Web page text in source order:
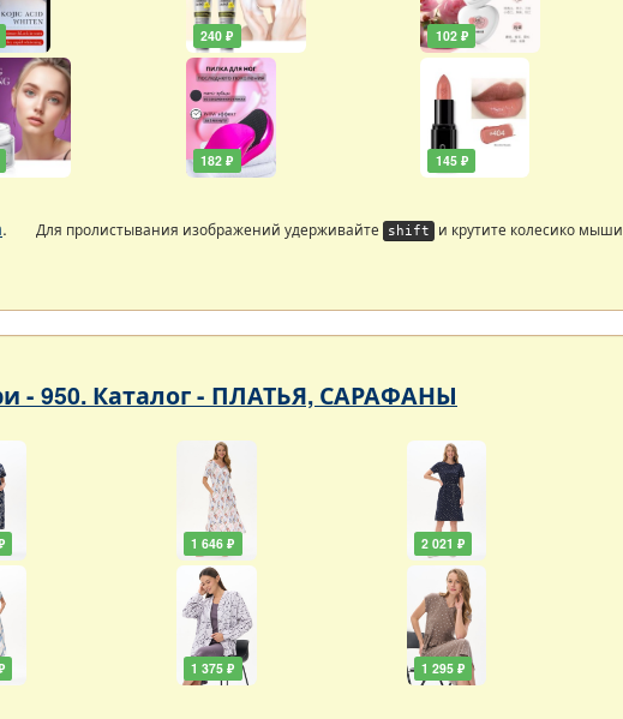
240 ₽
182 ₽
102 ₽
145 ₽
. Для пролистывания изображений удерживайте shift и крутите колесико мыши
- 950. Каталог - ПЛАТЬЯ, САРАФАНЫ
1 646 ₽
1 375 ₽
2 021 ₽
1 295 ₽